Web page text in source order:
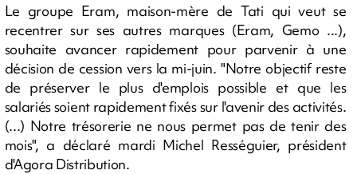
Le groupe Eram, maison-mère de Tati qui veut se
recentrer sur ses autres marques (Eram, Gemo ...),
souhaite avancer rapidement pour parvenir à une
décision de cession vers la mi-juin. "Notre objectif reste
de préserver le plus d'emplois possible et que les
salariés soient rapidement fixés sur l'avenir des activités.
(...) Notre trésorerie ne nous permet pas de tenir des
mois", a déclaré mardi Michel Rességuier, président
d'Agora Distribution.